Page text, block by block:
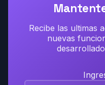
Recibe las ultimas
nuevas